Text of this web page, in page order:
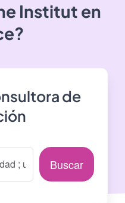
Institut en
de
Buscar